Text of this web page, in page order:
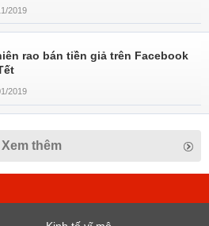
2019
rao bán tiền giả trên Facebook
2019
Xem thêm